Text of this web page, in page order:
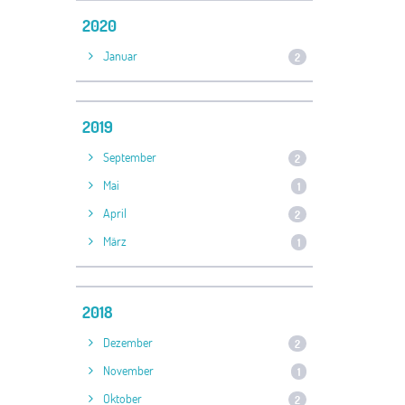
2020
Januar 2
2019
September 2
Mai 1
April 2
März 1
2018
Dezember 2
November 1
Oktober 2